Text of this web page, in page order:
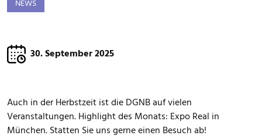
NEWS
30. September 2025
Auch in der Herbstzeit ist die DGNB auf vielen
Veranstaltungen. Highlight des Monats: Expo Real in
München. Statten Sie uns gerne einen Besuch ab!